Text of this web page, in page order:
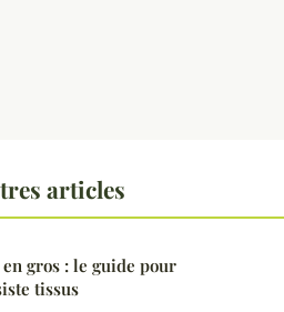
articles
gros : le guide pour
tissus